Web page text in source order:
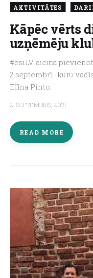
AKTIVITĀTES
Kāpēc vērts
uzņēmēju
#esiLV aicina
2.septembrī, kuru
Elīna Pinto.
2. SEPTEMBRIS, 2021
READ MORE